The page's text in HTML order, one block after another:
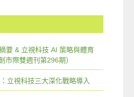
要 & 立視科技 AI 策略與體育
市際雙週刊第296期）
立視科技三大深化戰略導入